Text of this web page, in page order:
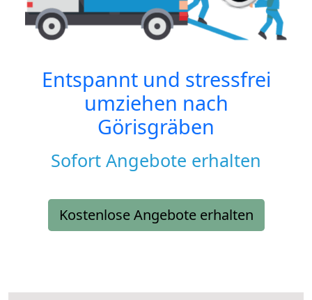
Entspannt und stressfrei
umziehen nach
Görisgräben
Sofort Angebote erhalten
Kostenlose Angebote erhalten